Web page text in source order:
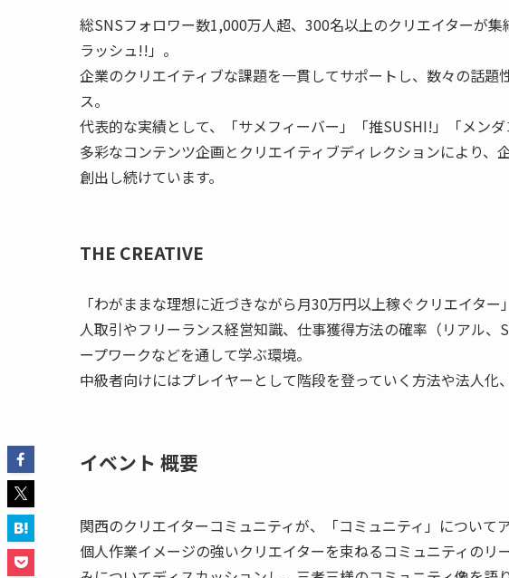
総SNSフォロワー数1,000万人超、300名以上のクリエイターが
ラッシュ!!」。
企業のクリエイティブな課題を一貫してサポートし、数々の話題
ス。
代表的な実績として、「サメフィーバー」「推SUSHI!」「メンダ
多彩なコンテンツ企画とクリエイティブディレクションにより
創出し続けています。
THE CREATIVE
「わがままな理想に近づきながら月30万円以上稼ぐクリエイタ
人取引やフリーランス経営知識、仕事獲得方法の確率（リアル
ープワークなどを通して学ぶ環境。
中級者向けにはプレイヤーとして階段を登っていく方法や法人化
イベント 概要
関西のクリエイターコミュニティが、「コミュニティ」について
個人作業イメージの強いクリエイターを束ねるコミュニティの